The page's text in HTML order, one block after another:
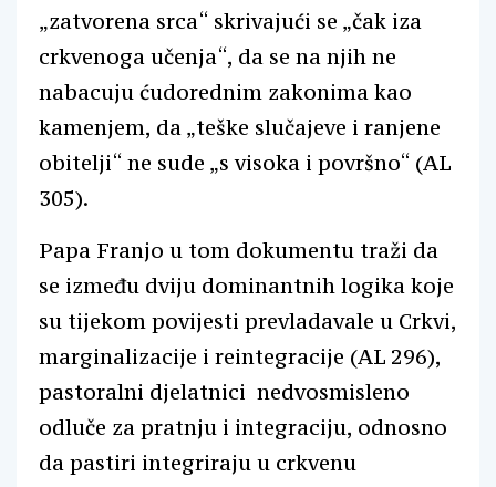
„zatvorena srca“ skrivajući se „čak iza
crkvenoga učenja“, da se na njih ne
nabacuju ćudorednim zakonima kao
kamenjem, da „teške slučajeve i ranjene
obitelji“ ne sude „s visoka i površno“ (AL
305).
Papa Franjo u tom dokumentu traži da
se između dviju dominantnih logika koje
su tijekom povijesti prevladavale u Crkvi,
marginalizacije i reintegracije (AL 296),
pastoralni djelatnici nedvosmisleno
odluče za pratnju i integraciju, odnosno
da pastiri integriraju u crkvenu